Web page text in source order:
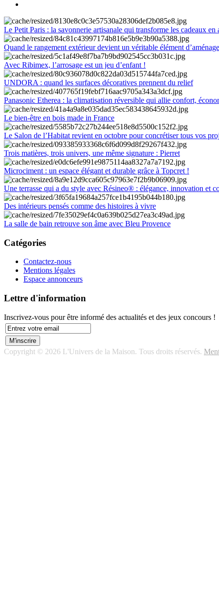
Le Petit Paris : la savonnerie artisanale qui transforme les cadeaux en
Quand le rangement extérieur devient un véritable élément
Avec Ribimex, l’arrosage est un jeu d’enfant !
UNDORA : quand les surfaces décoratives prennent du relief
Panasonic Etherea : la climatisation réversible qui allie confort,
Le bien-être en bois made in France
Le Salon de l’Habitat revient en octobre pour concrétiser tous vos
Trois matières, trois univers, une même signature : Pierret
Microciment : un espace élégant et durable grâce à Topcret !
Une terrasse qui a du style avec Résineo® : élégance, innovation et
Des intérieurs pensés comme des histoires à vivre
La salle de bain retrouve son âme avec Bleu Provence
Catégories
Contactez-nous
Mentions légales
Espace annonceurs
Lettre d'information
Inscrivez-vous pour être informé des actualités et des jeux concours !
Copyright © 2026 L'Univers de la Maison. Tous droits réservés.